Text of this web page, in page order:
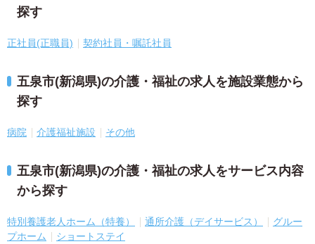
探す
正社員(正職員) 契約社員・嘱託社員
五泉市(新潟県)の介護・福祉の求人を施設業態から
探す
病院 介護福祉施設 その他
五泉市(新潟県)の介護・福祉の求人をサービス内容
から探す
特別養護老人ホーム（特養） 通所介護（デイサービス）
グルー
プホーム
ショートステイ